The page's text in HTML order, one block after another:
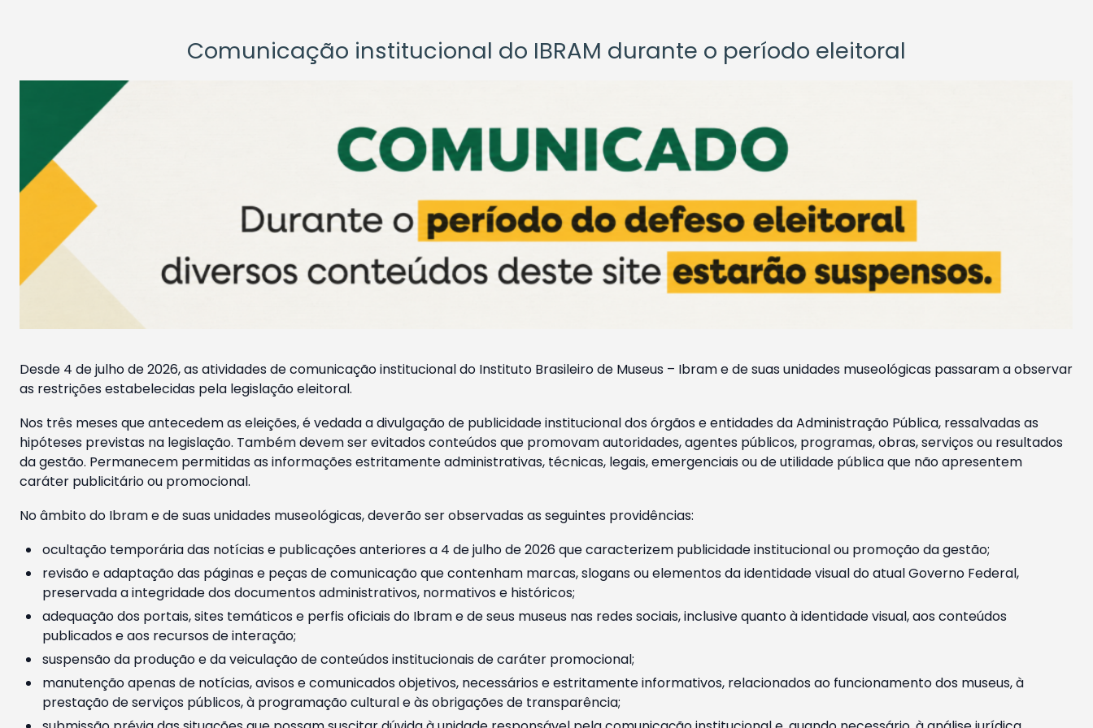
Comunicação institucional do IBRAM durante o período eleitoral
Desde 4 de julho de 2026, as atividades de comunicação institucional do Instituto Brasileiro de Museus – Ibram e de suas unidades museológicas passaram a observar
as restrições estabelecidas pela legislação eleitoral.
Nos três meses que antecedem as eleições, é vedada a divulgação de publicidade institucional dos órgãos e entidades da Administração Pública, ressalvadas as
hipóteses previstas na legislação. Também devem ser evitados conteúdos que promovam autoridades, agentes públicos, programas, obras, serviços ou resultados
da gestão. Permanecem permitidas as informações estritamente administrativas, técnicas, legais, emergenciais ou de utilidade pública que não apresentem
caráter publicitário ou promocional.
No âmbito do Ibram e de suas unidades museológicas, deverão ser observadas as seguintes providências:
ocultação temporária das notícias e publicações anteriores a 4 de julho de 2026 que caracterizem publicidade institucional ou promoção da gestão;
revisão e adaptação das páginas e peças de comunicação que contenham marcas, slogans ou elementos da identidade visual do atual Governo Federal,
preservada a integridade dos documentos administrativos, normativos e históricos;
adequação dos portais, sites temáticos e perfis oficiais do Ibram e de seus museus nas redes sociais, inclusive quanto à identidade visual, aos conteúdos
publicados e aos recursos de interação;
suspensão da produção e da veiculação de conteúdos institucionais de caráter promocional;
manutenção apenas de notícias, avisos e comunicados objetivos, necessários e estritamente informativos, relacionados ao funcionamento dos museus, à
prestação de serviços públicos, à programação cultural e às obrigações de transparência;